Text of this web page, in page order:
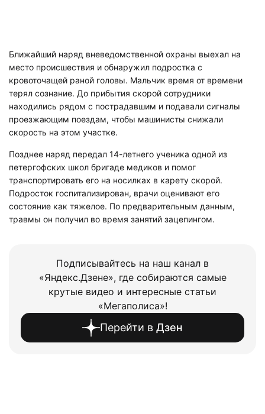
Ближайший наряд вневедомственной охраны выехал на
место происшествия и обнаружил подростка с
кровоточащей раной головы. Мальчик время от времени
терял сознание. До прибытия скорой сотрудники
находились рядом с пострадавшим и подавали сигналы
проезжающим поездам, чтобы машинисты снижали
скорость на этом участке.
Позднее наряд передал 14-летнего ученика одной из
петергофских школ бригаде медиков и помог
транспортировать его на носилках в карету скорой.
Подросток госпитализирован, врачи оценивают его
состояние как тяжелое. По предварительным данным,
травмы он получил во время занятий зацепингом.
Подписывайтесь на наш канал в
«Яндекс.Дзене», где собираются самые
крутые видео и интересные статьи
«Мегаполиса»!
Перейти в Дзен